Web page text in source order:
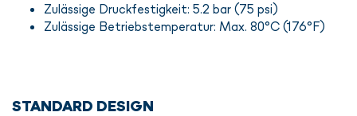
Zulässige Druckfestigkeit: 5.2 bar (75 psi)
Zulässige Betriebstemperatur: Max. 80°C (176°F)
STANDARD DESIGN